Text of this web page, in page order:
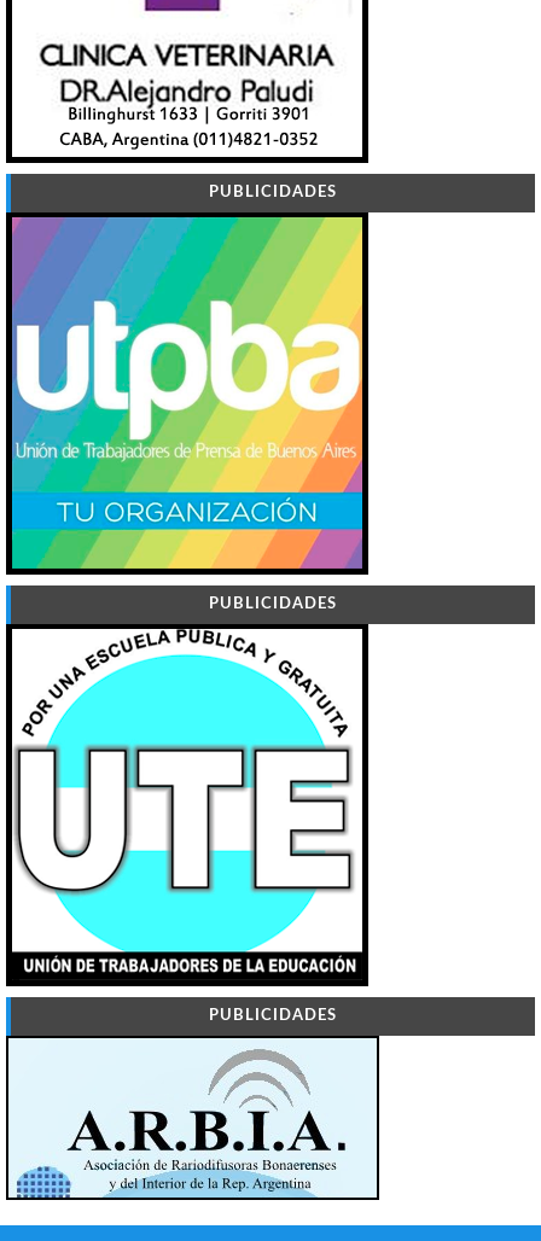
PUBLICIDADES
PUBLICIDADES
PUBLICIDADES